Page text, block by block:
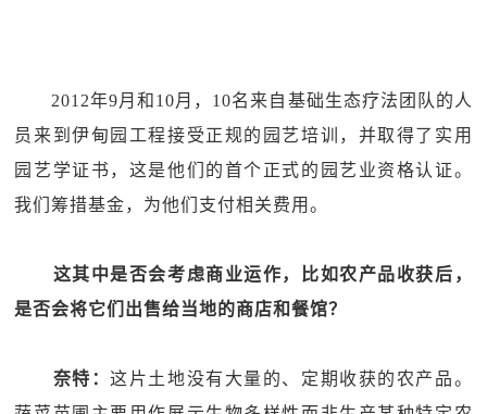
2012年9月和10月，10名来自基础生态疗法团队的人
员来到伊甸园工程接受正规的园艺培训，并取得了实用
园艺学证书，这是他们的首个正式的园艺业资格认证。
我们筹措基金，为他们支付相关费用。
这其中是否会考虑商业运作，比如农产品收获后，
是否会将它们出售给当地的商店和餐馆？
奈特：这片土地没有大量的、定期收获的农产品。